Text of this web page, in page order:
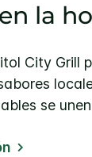
la
City Grill
se